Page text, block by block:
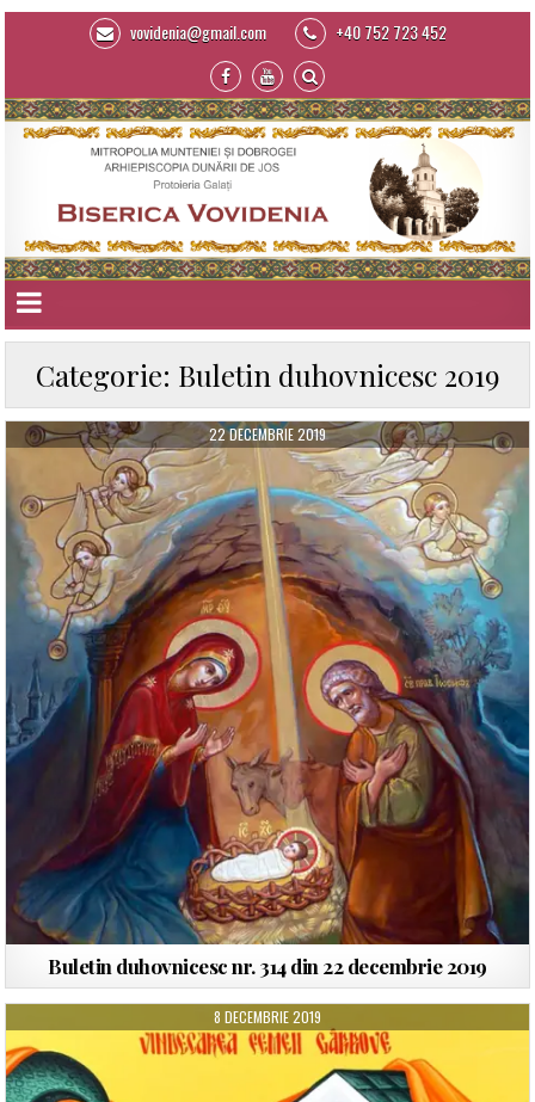
vovidenia@gmail.com +40 752 723 452
Categorie: Buletin duhovnicesc 2019
22 DECEMBRIE 2019
Buletin duhovnicesc nr. 314 din 22 decembrie 2019
8 DECEMBRIE 2019